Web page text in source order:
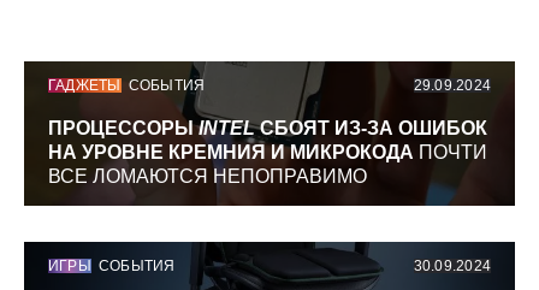
ГАДЖЕТЫ СОБЫТИЯ 29.09.2024
ПРОЦЕССОРЫINTELСБОЯТ ИЗ-ЗА ОШИБОК
НА УРОВНЕ КРЕМНИЯ И МИКРОКОДА ПОЧТИ
ВСЕ ЛОМАЮТСЯ НЕПОПРАВИМО
ИГРЫ СОБЫТИЯ 30.09.2024